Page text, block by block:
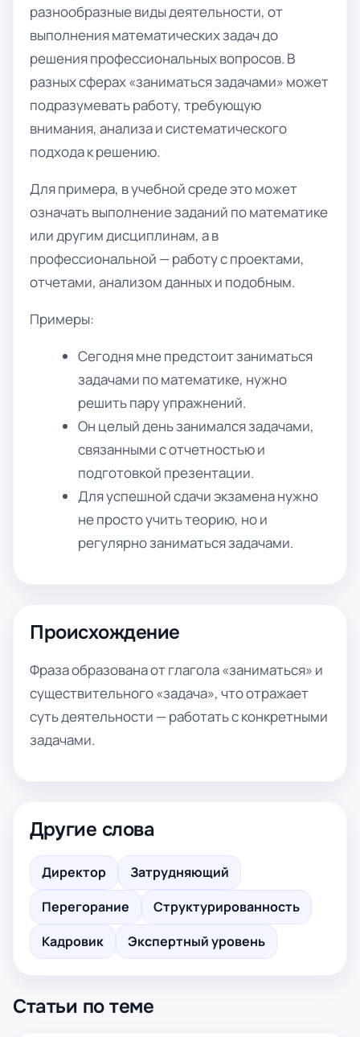
разнообразные виды деятельности, от
выполнения математических задач до
решения профессиональных вопросов. В
разных сферах «заниматься задачами» может
подразумевать работу, требующую
внимания, анализа и систематического
подхода к решению.
Для примера, в учебной среде это может
означать выполнение заданий по математике
или другим дисциплинам, а в
профессиональной — работу с проектами,
отчетами, анализом данных и подобным.
Примеры:
Сегодня мне предстоит заниматься
задачами по математике, нужно
решить пару упражнений.
Он целый день занимался задачами,
связанными с отчетностью и
подготовкой презентации.
Для успешной сдачи экзамена нужно
не просто учить теорию, но и
регулярно заниматься задачами.
Происхождение
Фраза образована от глагола «заниматься» и
существительного «задача», что отражает
суть деятельности — работать с конкретными
задачами.
Другие слова
Директор
Затрудняющий
Перегорание
Структурированность
Кадровик
Экспертный уровень
Статьи по теме